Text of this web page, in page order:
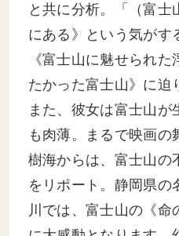
と共に分析。「（富士
にある》という気がす
《富士山に魅せられ
たかった富士山》に迫
また、彼女は富士山が
も肉薄。まるで映画の
樹海からは、富士山の
をリポート。静岡県の
川では、富士山の《命